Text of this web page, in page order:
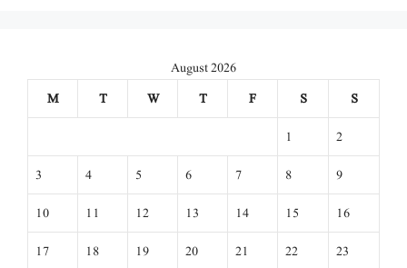
August 2026
M
T W T F S
S
1
2
3
4 5 6 7 8
9
10
11 12 13 14 15
16
17
18 19 20 21 22
23